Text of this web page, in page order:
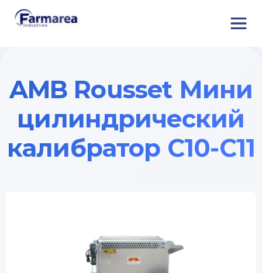
AMB Rousset Мини
цилиндрический
калибратор C10-C11